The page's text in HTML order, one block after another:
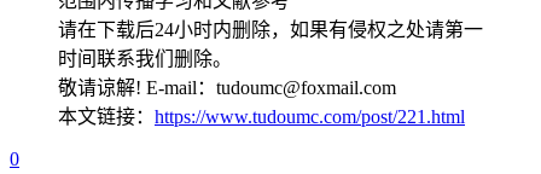
请在下载后24小时内删除，如果有侵权之处请第一
时间联系我们删除。
敬请谅解! E-mail：tudoumc@foxmail.com
本文链接： https://www.tudoumc.com/post/221.html
0